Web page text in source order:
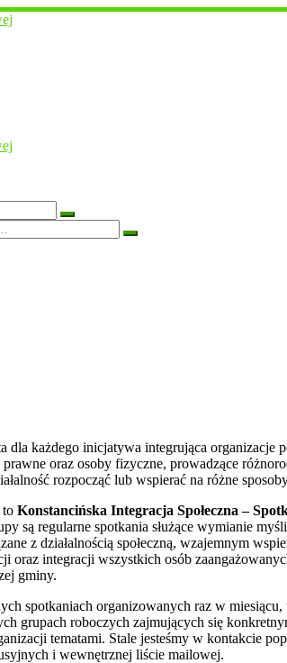
Szukaj
Szukaj
dla każdego inicjatywa integrująca organizacje
oraz osoby fizyczne, prowadzące
rozpocząć lub wspierać na różne
Konstancińska Integracja Społeczna –
są regularne spotkania służące wymianie
z działalnością społeczną, wzajemnym
oraz integracji wszystkich osób
gminy.
spotkaniach organizowanych raz w
grupach roboczych zajmujących się
tematami. Stale jesteśmy w kontakcie
i wewnętrznej liście mailowej.